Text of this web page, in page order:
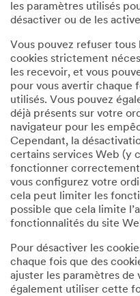
les paramètres utilisés
désactiver ou de les
Vous pouvez refuser
cookies strictement
les recevoir, et vous
pour vous avertir chaque
utilisés. Vous pouvez
déjà présents sur votre
navigateur pour les
Cependant, la
certains services Web (y
fonctionner
vous configurez votre
cela peut limiter les
possible que cela limite
fonctionnalités du site
Pour désactiver les
chaque fois que des
ajuster les paramètres de
également utiliser cette